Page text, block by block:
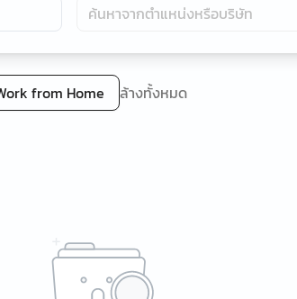
from Home ล้างทั้งหมด